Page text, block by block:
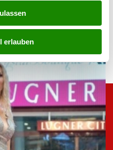
erlauben
ihre Traumfigur und
am Meer.